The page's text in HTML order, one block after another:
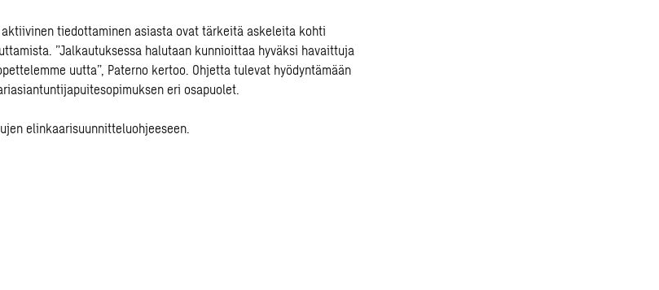
tiedottaminen asiasta ovat tärkeitä askeleita kohti
”Jalkautuksessa halutaan kunnioittaa hyväksi havaittuja
uutta”, Paterno kertoo. Ohjetta tulevat hyödyntämään
eri osapuolet.
elinkaarisuunnitteluohjeeseen.